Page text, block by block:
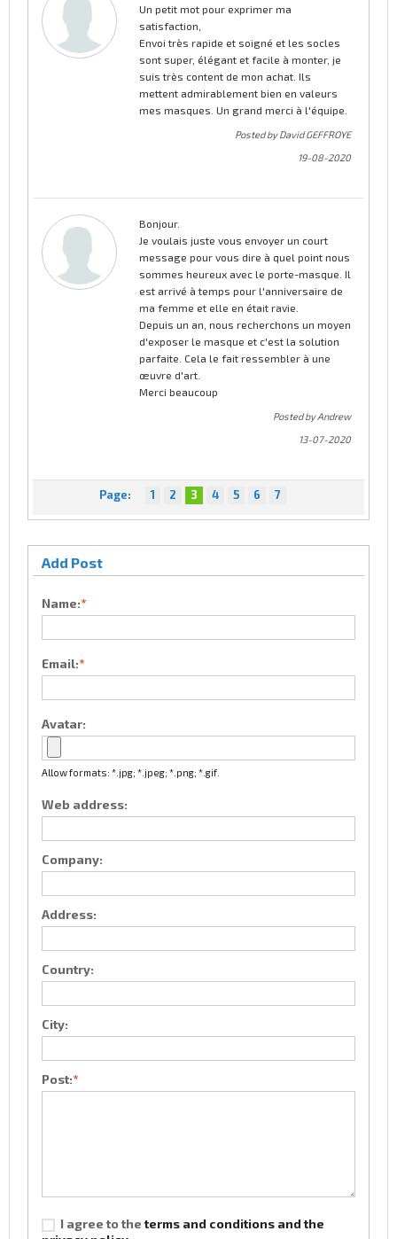
Un petit mot pour exprimer ma
satisfaction,
Envoi très rapide et soigné et les socles
sont super, élégant et facile à monter, je
suis très content de mon achat. Ils
mettent admirablement bien en valeurs
mes masques. Un grand merci à l'équipe.
Posted by David GEFFROYE
19-08-2020
Bonjour.
Je voulais juste vous envoyer un court
message pour vous dire à quel point nous
sommes heureux avec le porte-masque. Il
est arrivé à temps pour l'anniversaire de
ma femme et elle en était ravie.
Depuis un an, nous recherchons un moyen
d'exposer le masque et c'est la solution
parfaite. Cela le fait ressembler à une
œuvre d'art.
Merci beaucoup
Posted by Andrew
13-07-2020
Page: 1 2 3 4 5 6 7
Add Post
Name:*
Email:*
Avatar:
Allow formats: *.jpg; *.jpeg; *.png; *.gif.
Web address:
Company:
Address:
Country:
City:
Post:*
I agree to theterms and conditions and the